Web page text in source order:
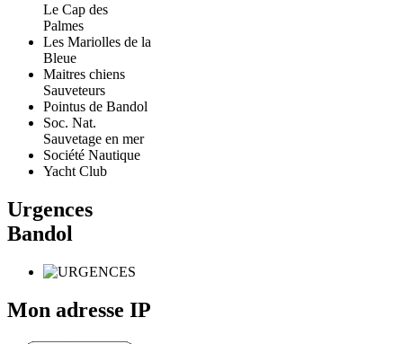
Le Cap des
Palmes
Les Mariolles de la
Bleue
Maitres chiens
Sauveteurs
Pointus de Bandol
Soc. Nat.
Sauvetage en mer
Société Nautique
Yacht Club
Urgences
Bandol
Mon adresse IP